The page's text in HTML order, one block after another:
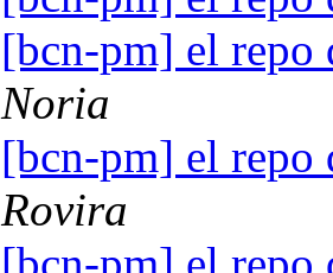
[bcn-pm] el repo
Noria
[bcn-pm] el repo
Rovira